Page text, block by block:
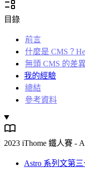
目錄
前言
什麼是 CMS？
無頭 CMS 的差
我的經驗
總結
參考資料
2023 iThome 鐵人賽 -
Astro 系列文第